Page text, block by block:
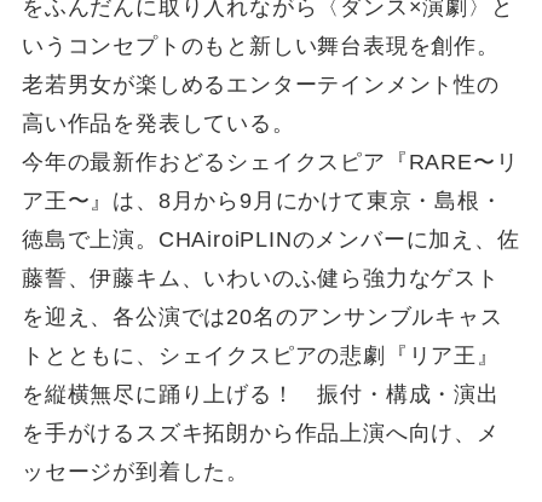
をふんだんに取り入れながら〈ダンス×演劇〉と
いうコンセプトのもと新しい舞台表現を創作。
老若男女が楽しめるエンターテインメント性の
高い作品を発表している。
今年の最新作おどるシェイクスピア『RARE〜リ
ア王〜』は、8月から9月にかけて東京・島根・
徳島で上演。CHAiroiPLINのメンバーに加え、佐
藤誓、伊藤キム、いわいのふ健ら強力なゲスト
を迎え、各公演では20名のアンサンブルキャス
トとともに、シェイクスピアの悲劇『リア王』
を縦横無尽に踊り上げる！ 振付・構成・演出
を手がけるスズキ拓朗から作品上演へ向け、メ
ッセージが到着した。